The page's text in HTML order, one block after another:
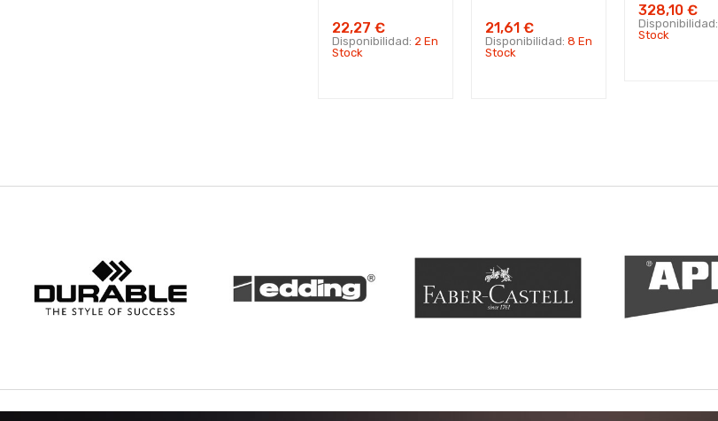
22,27 €
Disponibilidad: 2 En
Stock
21,61 €
Disponibilidad: 8 En
Stock
328,10 €
Disponibilidad:
Stock